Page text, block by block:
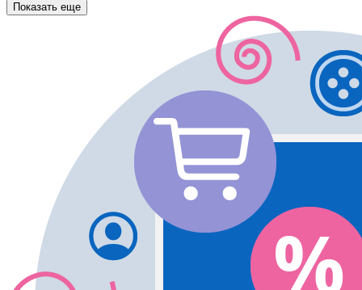
Показать еще